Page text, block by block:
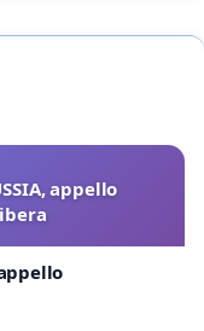
appello
appello